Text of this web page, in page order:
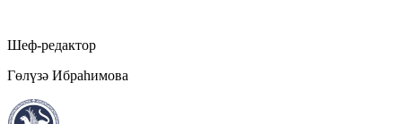
Шеф-редактор
Гөлүзә Ибраһимова